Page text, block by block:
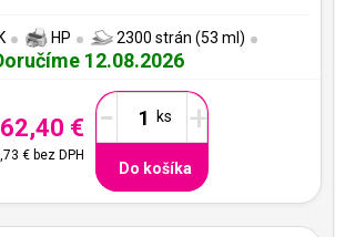
HP 2300 strán (53 ml)
12.08.2026
62,40 €
€ bez DPH
- +
Do košíka